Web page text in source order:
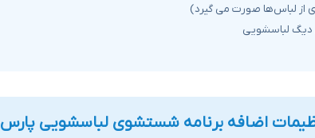
اضافه برنامه شستشوی لباسشویی پارس 1061